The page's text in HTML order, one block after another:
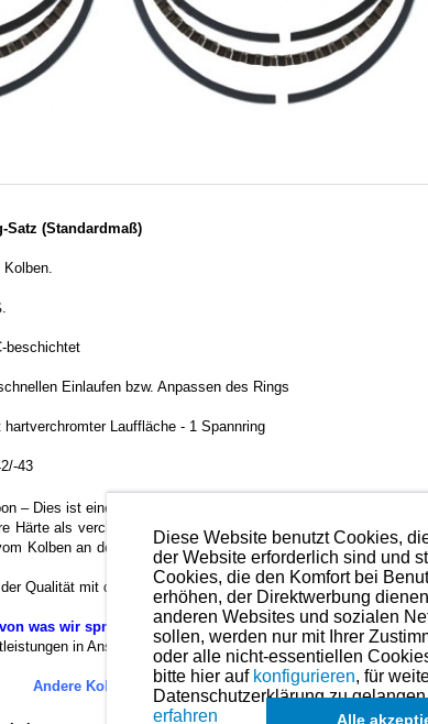
Satz (Standardmaß)
beschichtet
Einlaufen bzw. Anpassen des Rings
Lauffläche - 1 Spannring
43
– Dies ist eine Kohlenstoffbeschichtung die im Plasmaverfahren
Härte als verchromte Kolbenringe, was den Verschleiß der
Kolben an den Zylinder verbessert. Außerdem ist der
Qualität mit das Beste was es im Bereich der Kolbenringe gibt.
was wir sprechen.
in Anspruch nehmen. Preise hierzu finden Sie in der
Andere Kolbenringmaße für dieses Modell sind (falls
Es können in Ausnahmefällen auch
Diese Website benutzt Cookies,
der Website erforderlich sind und
Cookies, die den Komfort bei
erhöhen, der Direktwerbung
anderen Websites und sozialen
sollen, werden nur mit Ihrer
oder alle nicht-essentiellen
bitte hier auf konfigurieren, für
Datenschutzerklärung zu
erfahren
Alle